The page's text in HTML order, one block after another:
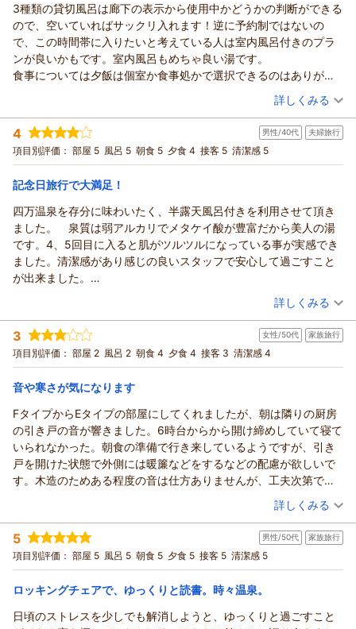
四万温泉 ひなたみ館からの返信
この度は四万温泉ひなたみ館にご宿泊いただきまして誠にあり
がとうございました。
また、ご感想を投稿していただきまして重ねて御礼申し上げま
す。
投稿内容を拝見し、効能豊な四万温泉の湯を存分に楽しんでい
ただけたようで何よりでございます。
またお時間がございましたら心身のリフレッシュに是非お越し
下さい。
またのご来館を心よりお待ちしております。
3種類の貸切風呂は廊下の表示から使用中かどうかの判断ができる
ので、空いていればサックリ入れます！逆に予約制ではないの
で、この時間帯に入りたいと考えている人は室内風呂付きのプラ
ンが良いかもです。室内風呂もめちゃ良い湯です。
食事については夕飯は個室か食事処かで選択できるのはありがた
いです。食事の説明やサービスを丁寧に行なっていただきました
チェックアウト寸前にに地域一帯が停電するトラブルがありまし
たが、スタッフのお気遣いで安心して過ごせました。
停電時はトイレ等も止まってしまいますが、別のトイレの案内も
う。
総括して湯、部屋、サービス全て高いレベルの宿だと思います。
機会あれば是非また利用させていただきたいです。
（投稿日：2026/05/07）
宿泊時期： 2026年05月宿泊 (恋人旅行)
投稿者： みーさん(男性/30代)
宿泊プラン： 当館人気NO1【昼までゆったりプラン】１２時チェックアウ
ト・夕食＆朝食付き・3種の貸切風呂
和洋室 朝・夕
宿泊価格帯： 30,001円以上(大人一人あたり/税込)
四万温泉 ひなたみ館からの返信
この度は、ひなたみ館にご宿泊いただきまして誠にありがとう
ございました。
また、沢山のお褒めのお言葉を頂戴し、重ねて御礼申し上げま
す。
停電トラブルにおいては、ご迷惑をおかけし誠に申し訳ござい
ませんでした。
正直、、かなり驚きましたが、「安心して過ごせた」の一言に
感謝いたします。
山間の小さな宿ではございますが、次回お越しの際はより一層
ご満足いただけるようスタッフ一同精進してまいりますので、
この度は誠にありがとうございました。
（返信日：2026/05/10）
詳しくみる
4 男性/40代 夫婦旅行
項目別評価： 部屋 5 風呂 5 朝食 5 夕食 4 接客 5 清潔感 5
記念日旅行で大満足！
四万温泉を存分に味わいたく、半露天風呂付きを利用させて頂き
ました。 泉質は弱アルカリでメタケイ酸が豊富だから美人の湯
です。4、5回目に入ると肌がツルツルになっている事が実感でき
ました。清潔感があり感じの良いスタッフで安心して過ごすこと
が出来ました。
料理も丁寧で美味しく大満足です。また利用されて頂きたいで
（投稿日：2026/03/23）
宿泊時期： 2026年03月宿泊 (夫婦旅行)
投稿者： ゆうもんさん
宿泊プラン： 当館人気NO1【昼までゆったりプラン】１２時チェックアウ
ト・夕食＆朝食付き・3種の貸切風呂
和洋室 朝・夕
宿泊価格帯： 30,001円以上(大人一人あたり/税込)
四万温泉 ひなたみ館からの返信
この度は四万温泉ひなたみ館にご宿泊いただきまして誠にあり
がとうございました。
また、ご感想を投稿していただきまして重ねて御礼申し上げま
す。
投稿内容を拝見し、効能豊な四万温泉の湯を存分に楽しんでい
ただけたようで何よりでございます。
これからもお客様にのんびりお過ごしいただけるよう創意工夫
を重ねてまいりますので、変わらぬご愛顧を心よりお願い申し
上げます。
この度は誠にありがとうございました。
詳しくみる
3 女性/50代 家族旅行
項目別評価： 部屋 2 風呂 2 朝食 4 夕食 4 接客 3 清潔感 4
音や寒さが気になります
FタイプからEタイプの部屋にしてくれましたが、朝は隣りの厨房
の引き戸の音が響きました。6時台からから開け締めしていて寝て
いられなかった。朝食の準備で行き来しているようですが、引き
戸を開けた状態で外側には暖簾などをするなどの配慮が欲しいで
す。木造のためある程度の音は仕方ありませんが、工夫次第で改
部屋には変な段差がある。畳の部屋、トイレ、洗面所と上ったり
下りたりで、夜間のトイレは怖い。
貸し切り風呂は脱衣所に冷風扇はあったが暖房がない！床も冷た
い。ヒートショックが心配です。気になったのは風呂から出ると
音がしていた。
食事は使われている器も含めて楽しめた。彩り、盛り付け、味付
（投稿日：2026/03/23）
宿泊時期： 2026年03月宿泊 (家族旅行)
投稿者： みるみるさん
宿泊プラン： 【じゃらんスペシャルウィーク】【アーリーチェックアウトプ
ラン】１0時チェックアウト・夕食＆朝食付き
和室 朝・夕
宿泊価格帯： 20,001～21,000円(大人一人あたり/税込)
四万温泉 ひなたみ館からの返信
詳しくみる
5 男性/50代 家族旅行
項目別評価： 部屋 5 風呂 5 朝食 5 夕食 5 接客 5 清潔感 5
ロッキングチェアで、ゆっくりと読書。時々温泉。
日頃のストレスを少しでも解消しようと、ゆっくりと過ごすこと